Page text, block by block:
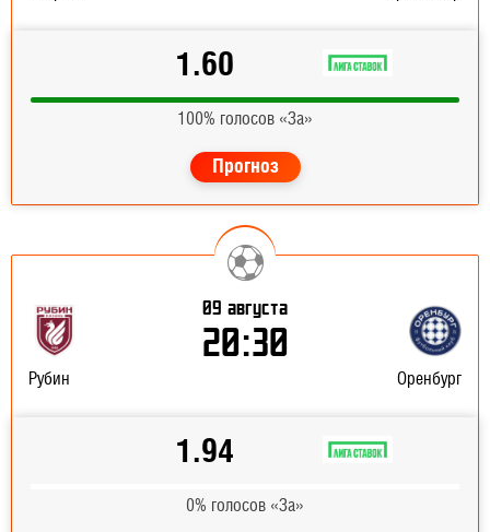
1.60
100% голосов «За»
Прогноз
09 августа
20:30
Рубин Оренбург
1.94
0% голосов «За»